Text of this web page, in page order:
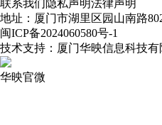
联系我们隐私声明法律声明
地址：厦门市湖里区园山南路
闽ICP备2024060580号-1
技术支持：厦门华映信息科技有
华映官微